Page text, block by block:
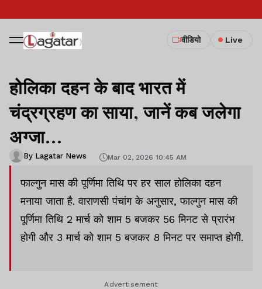
वीडियो Live
होलिका दहन के बाद भारत में
चंद्रग्रहण का साया, जानें कब जलेगा
अग्जा...
By Lagatar News Mar 02, 2026 10:45 AM
फाल्गुन मास की पूर्णिमा तिथि पर हर साल होलिका दहन
मनाया जाता है. वाराणसी पंचांग के अनुसार, फाल्गुन मास की
पूर्णिमा तिथि 2 मार्च को शाम 5 बजकर 56 मिनट से प्रारंभ
होगी और 3 मार्च को शाम 5 बजकर 8 मिनट पर समाप्त होगी.
Advertisement